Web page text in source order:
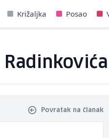
Križaljka Posao
Povratak na članak